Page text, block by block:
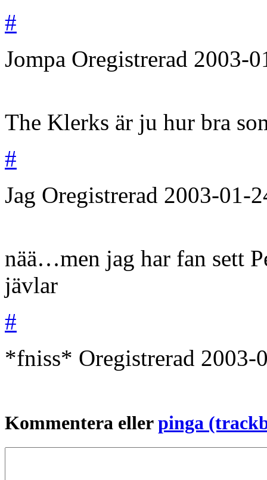
#
Jompa Oregistrerad 2003-
The Klerks är ju hur bra
#
Jag Oregistrerad 2003-01-
nää…men jag har fan sett
jävlar
#
*fniss* Oregistrerad 2003-
Kommentera ellerpinga